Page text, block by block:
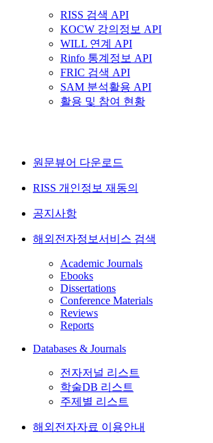
RISS 검색 API
KOCW 강의정보 API
WILL 연계 API
Rinfo 통계정보 API
FRIC 검색 API
SAM 분석활용 API
활용 및 참여 현황
원문뷰어 다운로드
RISS 개인정보 재동의
공지사항
해외전자정보서비스 검색
Academic Journals
Ebooks
Dissertations
Conference Materials
Reviews
Reports
Databases & Journals
전자저널 리스트
학술DB 리스트
주제별 리스트
해외전자자료 이용안내